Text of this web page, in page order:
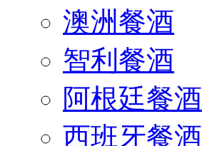
澳洲餐酒
智利餐酒
阿根廷餐酒
西班牙餐酒